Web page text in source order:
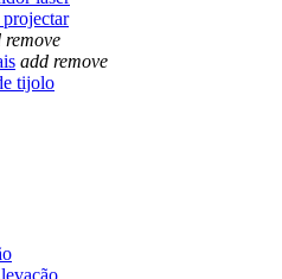
remove
add remove
tijolo